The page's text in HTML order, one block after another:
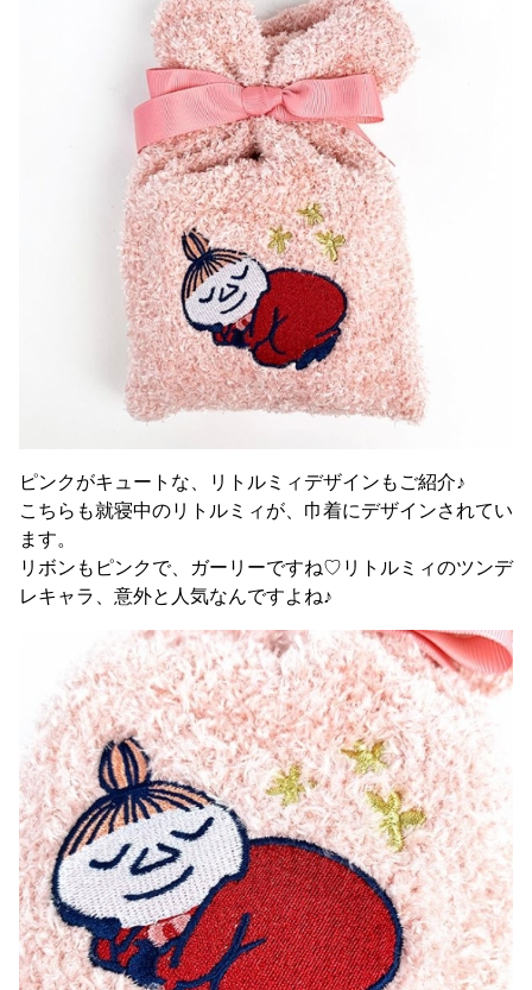
ピンクがキュートな、リトルミィデザインもご紹介♪
こちらも就寝中のリトルミィが、巾着にデザインされてい
ます。
リボンもピンクで、ガーリーですね♡リトルミィのツンデ
レキャラ、意外と人気なんですよね♪